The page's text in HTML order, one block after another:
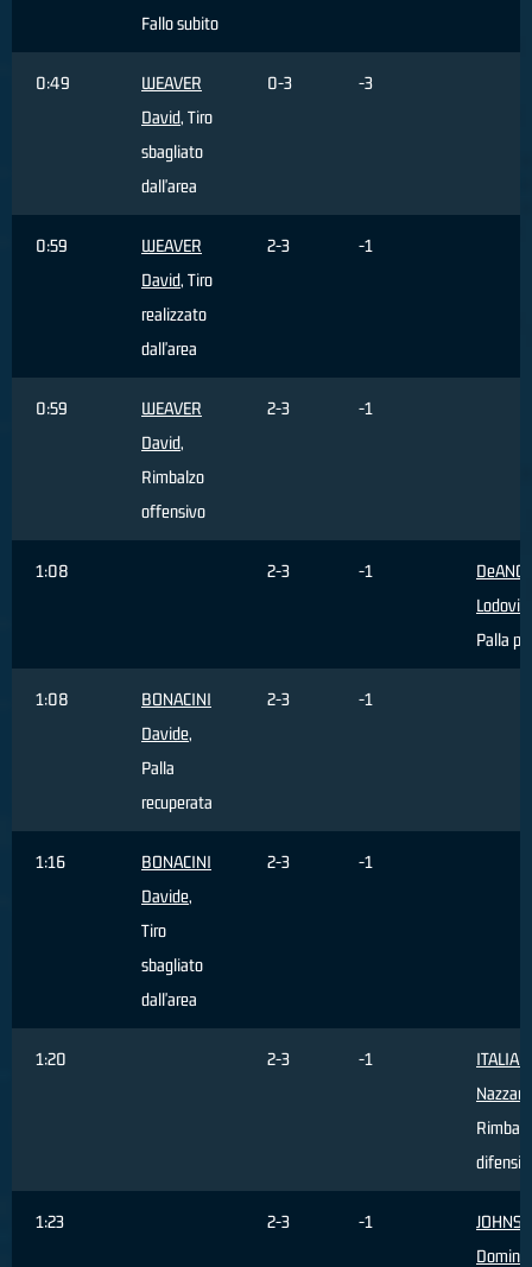
Fallo subito
0:49
WEAVER
David, Tiro
sbagliato
dall'area
0-3 -3
0:59
WEAVER
David, Tiro
realizzato
dall'area
2-3 -1
0:59
WEAVER
David,
Rimbalzo
offensivo
2-3 -1
1:08 2-3 -1
Palla
1:08
BONACINI
Davide,
Palla
recuperata
2-3 -1
1:16
BONACINI
Davide,
Tiro
sbagliato
dall'area
2-3 -1
1:20 2-3 -1
1:23 2-3 -1